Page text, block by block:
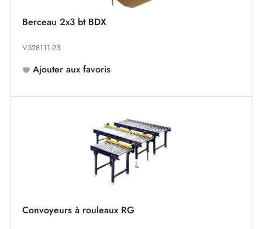
Berceau 2x3 bt BDX
V528111-23
Ajouter aux favoris
Convoyeurs à rouleaux RG